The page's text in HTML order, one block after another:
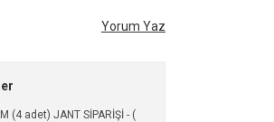
Yorum Yaz
(4 adet) JANT SİPARİŞİ - (